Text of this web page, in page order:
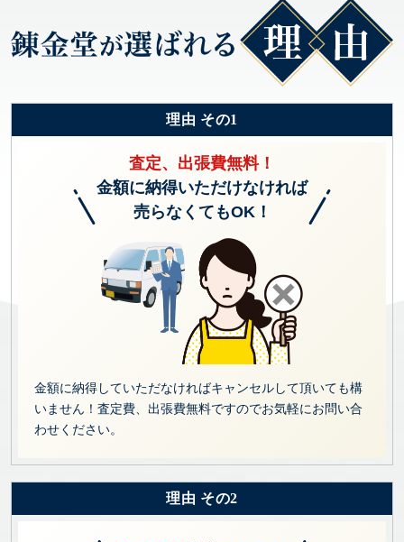
理由 その1
査定、出張費無料！
金額に納得いただけなければ
売らなくてもOK！
金額に納得していただなければキャンセルして頂いても構
いません！査定費、出張費無料ですのでお気軽にお問い合
わせください。
理由 その2